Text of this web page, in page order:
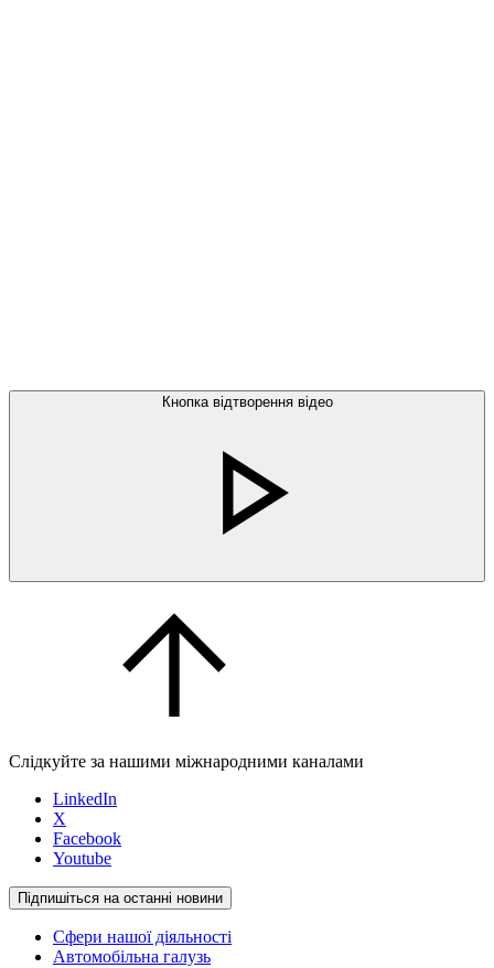
Кнопка відтворення відео
Слідкуйте за нашими міжнародними каналами
LinkedIn
X
Facebook
Youtube
Підпишіться на останні новини
Сфери нашої діяльності
Автомобільна галузь